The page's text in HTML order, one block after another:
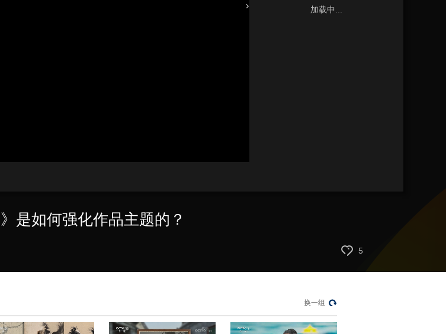
加载中...
是如何强化作品主题的？
5
换一组